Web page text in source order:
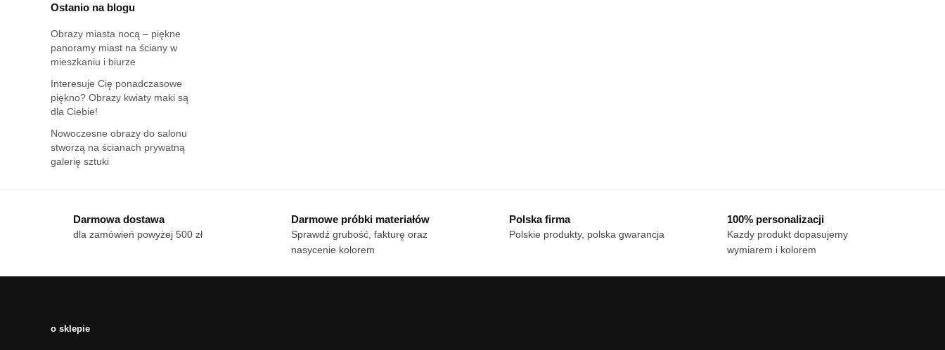
Ostanio na blogu
Obrazy miasta nocą – piękne
panoramy miast na ściany w
mieszkaniu i biurze
Interesuje Cię ponadczasowe
piękno? Obrazy kwiaty maki są
dla Ciebie!
Nowoczesne obrazy do salonu
stworzą na ścianach prywatną
galerię sztuki
Darmowa dostawa
dla zamówień powyżej 500 zł
Darmowe próbki materiałów
Sprawdź grubość, fakturę oraz
nasycenie kolorem
Polska firma
Polskie produkty, polska gwarancja
100% personalizacji
Kazdy produkt dopasujemy
wymiarem i kolorem
o sklepie